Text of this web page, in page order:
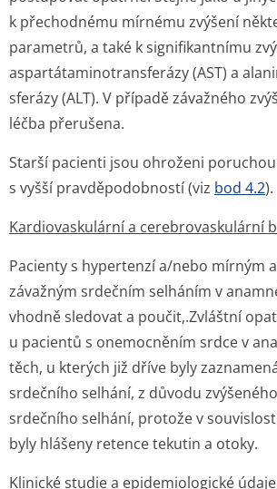
k přechodnému mírnému zvýšení
parametrů, a také k signifikantnímu
aspartátamino­transferázy (AST) a
sferázy (ALT). V případě závažného
léčba přerušena.
Starší pacienti jsou ohroženi
s vyšší pravděpodobností (viz bod 4.2).
Kardiovaskulární a cerebrovaskulární
Pacienty s hypertenzí a/nebo mírným
závažným srdečním selháním v
vhodně sledovat a poučit,.Zvláštní
u pacientů s onemocněním srdce v
těch, u kterých již dříve byly
srdečního selhání, z důvodu
srdečního selhání, protože v
byly hlášeny retence tekutin a otoky.
Klinické studie a epidemiologické